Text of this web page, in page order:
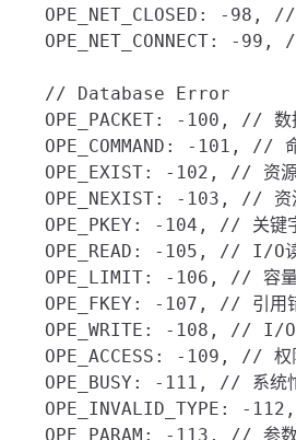
OPE_NET_CLOSED: -98, //
OPE_NET_CONNECT: -99, //
    // Database Error
OPE_PACKET: -100, // 数
OPE_COMMAND: -101, // 命
OPE_EXIST: -102, // 资源
OPE_NEXIST: -103, // 资
OPE_PKEY: -104, // 关键
OPE_READ: -105, // I/O
OPE_LIMIT: -106, // 容量
OPE_FKEY: -107, // 引用
OPE_WRITE: -108, // I/O
OPE_ACCESS: -109, // 权
OPE_BUSY: -111, // 系统
OPE_INVALID_TYPE: -112,
OPE_PARAM: -113, // 参数